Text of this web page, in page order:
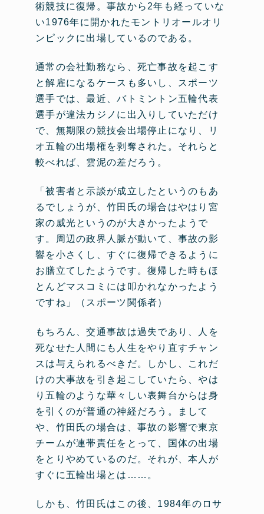
術競技に復帰。事故から2年も経っていな
い1976年に開かれたモントリオールオリ
ンピックに出場しているのである。
通常の会社勤務なら、死亡事故を起こす
と解雇になるケースも多いし、スポーツ
選手では、最近、バトミントン五輪代表
選手が違法カジノに出入りしていただけ
で、無期限の競技会出場停止になり、リ
オ五輪の出場権を剥奪された。それらと
較べれば、雲泥の差だろう。
「被害者と示談が成立したというのもあ
るでしょうが、竹田氏の場合はやはり宮
家の威光というのが大きかったようで
す。周辺の政界人脈が動いて、事故の影
響を小さくし、すぐに復帰できるように
お膳立てしたようです。復帰した時もほ
とんどマスコミには叩かれなかったよう
ですね」（スポーツ関係者）
もちろん、交通事故は過失であり、人を
死なせた人間にも人生をやり直すチャン
スは与えられるべきだ。しかし、これだ
けの大事故を引き起こしていたら、やは
り五輪のような華々しい表舞台からは身
を引くのが普通の神経だろう。まして
や、竹田氏の場合は、事故の影響で東京
チームが連帯責任をとって、国体の出場
をとりやめているのだ。それが、本人が
すぐに五輪出場とは……。
しかも、竹田氏はこの後、1984年のロサ